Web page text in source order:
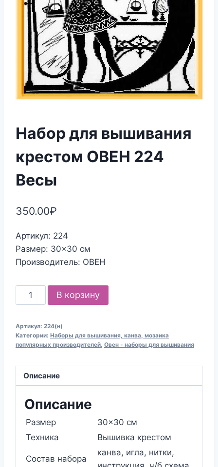
Набор для вышивания
крестом ОВЕН 224
Весы
350.00₽
Артикул: 224
Размер: 30×30 см
Производитель: ОВЕН
Количество
товара
для
вышивания
224
В корзину
Артикул: 224(н)
Категории: Наборы для вышивания, канва, мозаика
популярных производителей Овен - наборы для вышивания
Описание
Описание
Размер
30×30 см
Техника
Вышивка крестом
Состав набора
канва, игла, нитки,